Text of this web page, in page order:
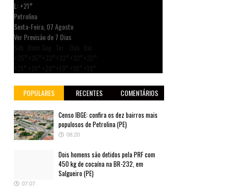
L:+21°
Petrolina
Sexta-Feira, 07 Agosto
Ver Previsão de 7 Dias
POPULARES RECENTES COMENTÁRIOS
Censo IBGE: confira os dez bairros mais
populosos de Petrolina (PE)
08:20
Dois homens são detidos pela PRF com
450 kg de cocaína na BR-232, em
Salgueiro (PE)
07:07